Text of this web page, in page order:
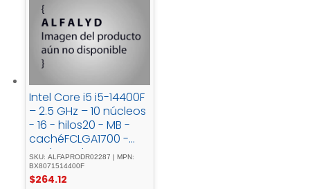
Intel Core i5 i5-14400F
– 2.5 GHz – 10 núcleos
- 16 - hilos20 - MB -
cachéFCLGA1700 -
SocketCaja
SKU: ALFAPRODR02287 | MPN:
BX8071514400F
$264.12